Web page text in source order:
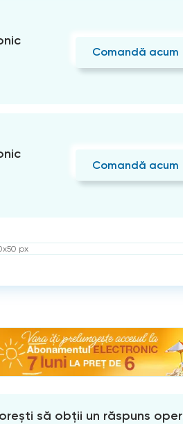
Comandă acum
Comandă acum
px
să obții un răspuns